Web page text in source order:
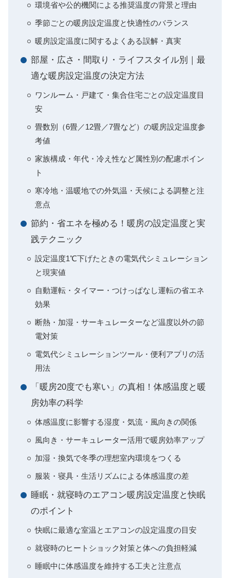
環境省や公的機関による推奨温度の背景と理由
季節ごとの暖房設定温度と快適性のバランス
暖房設定温度に関するよくある誤解・真実
部屋・広さ・間取り・ライフスタイル別｜最
適な暖房設定温度の決定方法
ワンルーム・戸建て・集合住宅ごとの設定温度目
安
畳数別（6畳／12畳／7畳など）の暖房設定温度参
考値
家族構成・年代・冷え性など属性別の配慮ポイン
ト
寒冷地・温暖地での外気温・天候による調整と注
意点
節約・省エネを極める！暖房の設定温度と実
践テクニック
設定温度1℃下げたときの電気代シミュレーション
と現実値
自動運転・タイマー・つけっぱなし運転の省エネ
効果
断熱・加湿・サーキュレーターなど温度以外の節
電対策
電気代シミュレーションツール・便利アプリの活
用法
「暖房20度でも寒い」の真相！体感温度と暖
房効率の科学
体感温度に影響する湿度・気流・風向きの関係
風向き・サーキュレーター活用で暖房効率アップ
加湿・換気で冬季の理想室内環境をつくる
服装・寝具・生活リズムによる体感温度の差
睡眠・就寝時のエアコン暖房設定温度と快眠
のポイント
快眠に最適な室温とエアコンの設定温度の目安
就寝時のヒートショック対策と体への負担軽減
睡眠中に体感温度を維持する工夫と注意点